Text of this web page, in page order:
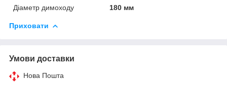
Діаметр димоходу
180 мм
Приховати
Умови доставки
Нова Пошта